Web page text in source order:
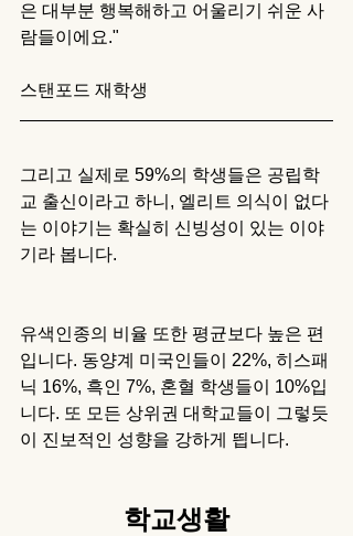
은 대부분 행복해하고 어울리기 쉬운 사
람들이에요."
스탠포드 재학생
그리고 실제로 59%의 학생들은 공립학
교 출신이라고 하니, 엘리트 의식이 없다
는 이야기는 확실히 신빙성이 있는 이야
기라 봅니다.
유색인종의 비율 또한 평균보다 높은 편
입니다. 동양계 미국인들이 22%, 히스패
닉 16%, 흑인 7%, 혼혈 학생들이 10%입
니다. 또 모든 상위권 대학교들이 그렇듯
이 진보적인 성향을 강하게 띕니다.
학교생활